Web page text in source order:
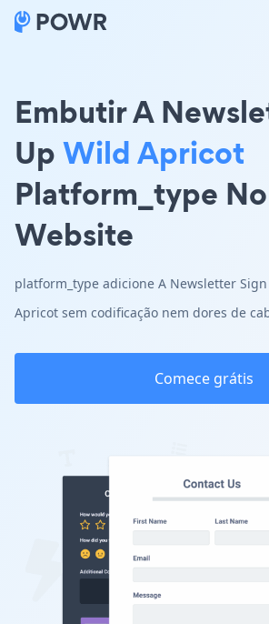
Embutir A
UpWild Apricot
Platform_type
Website
platform_type adicione A Newsletter
Apricot sem codificação nem dores de
Comece grátis